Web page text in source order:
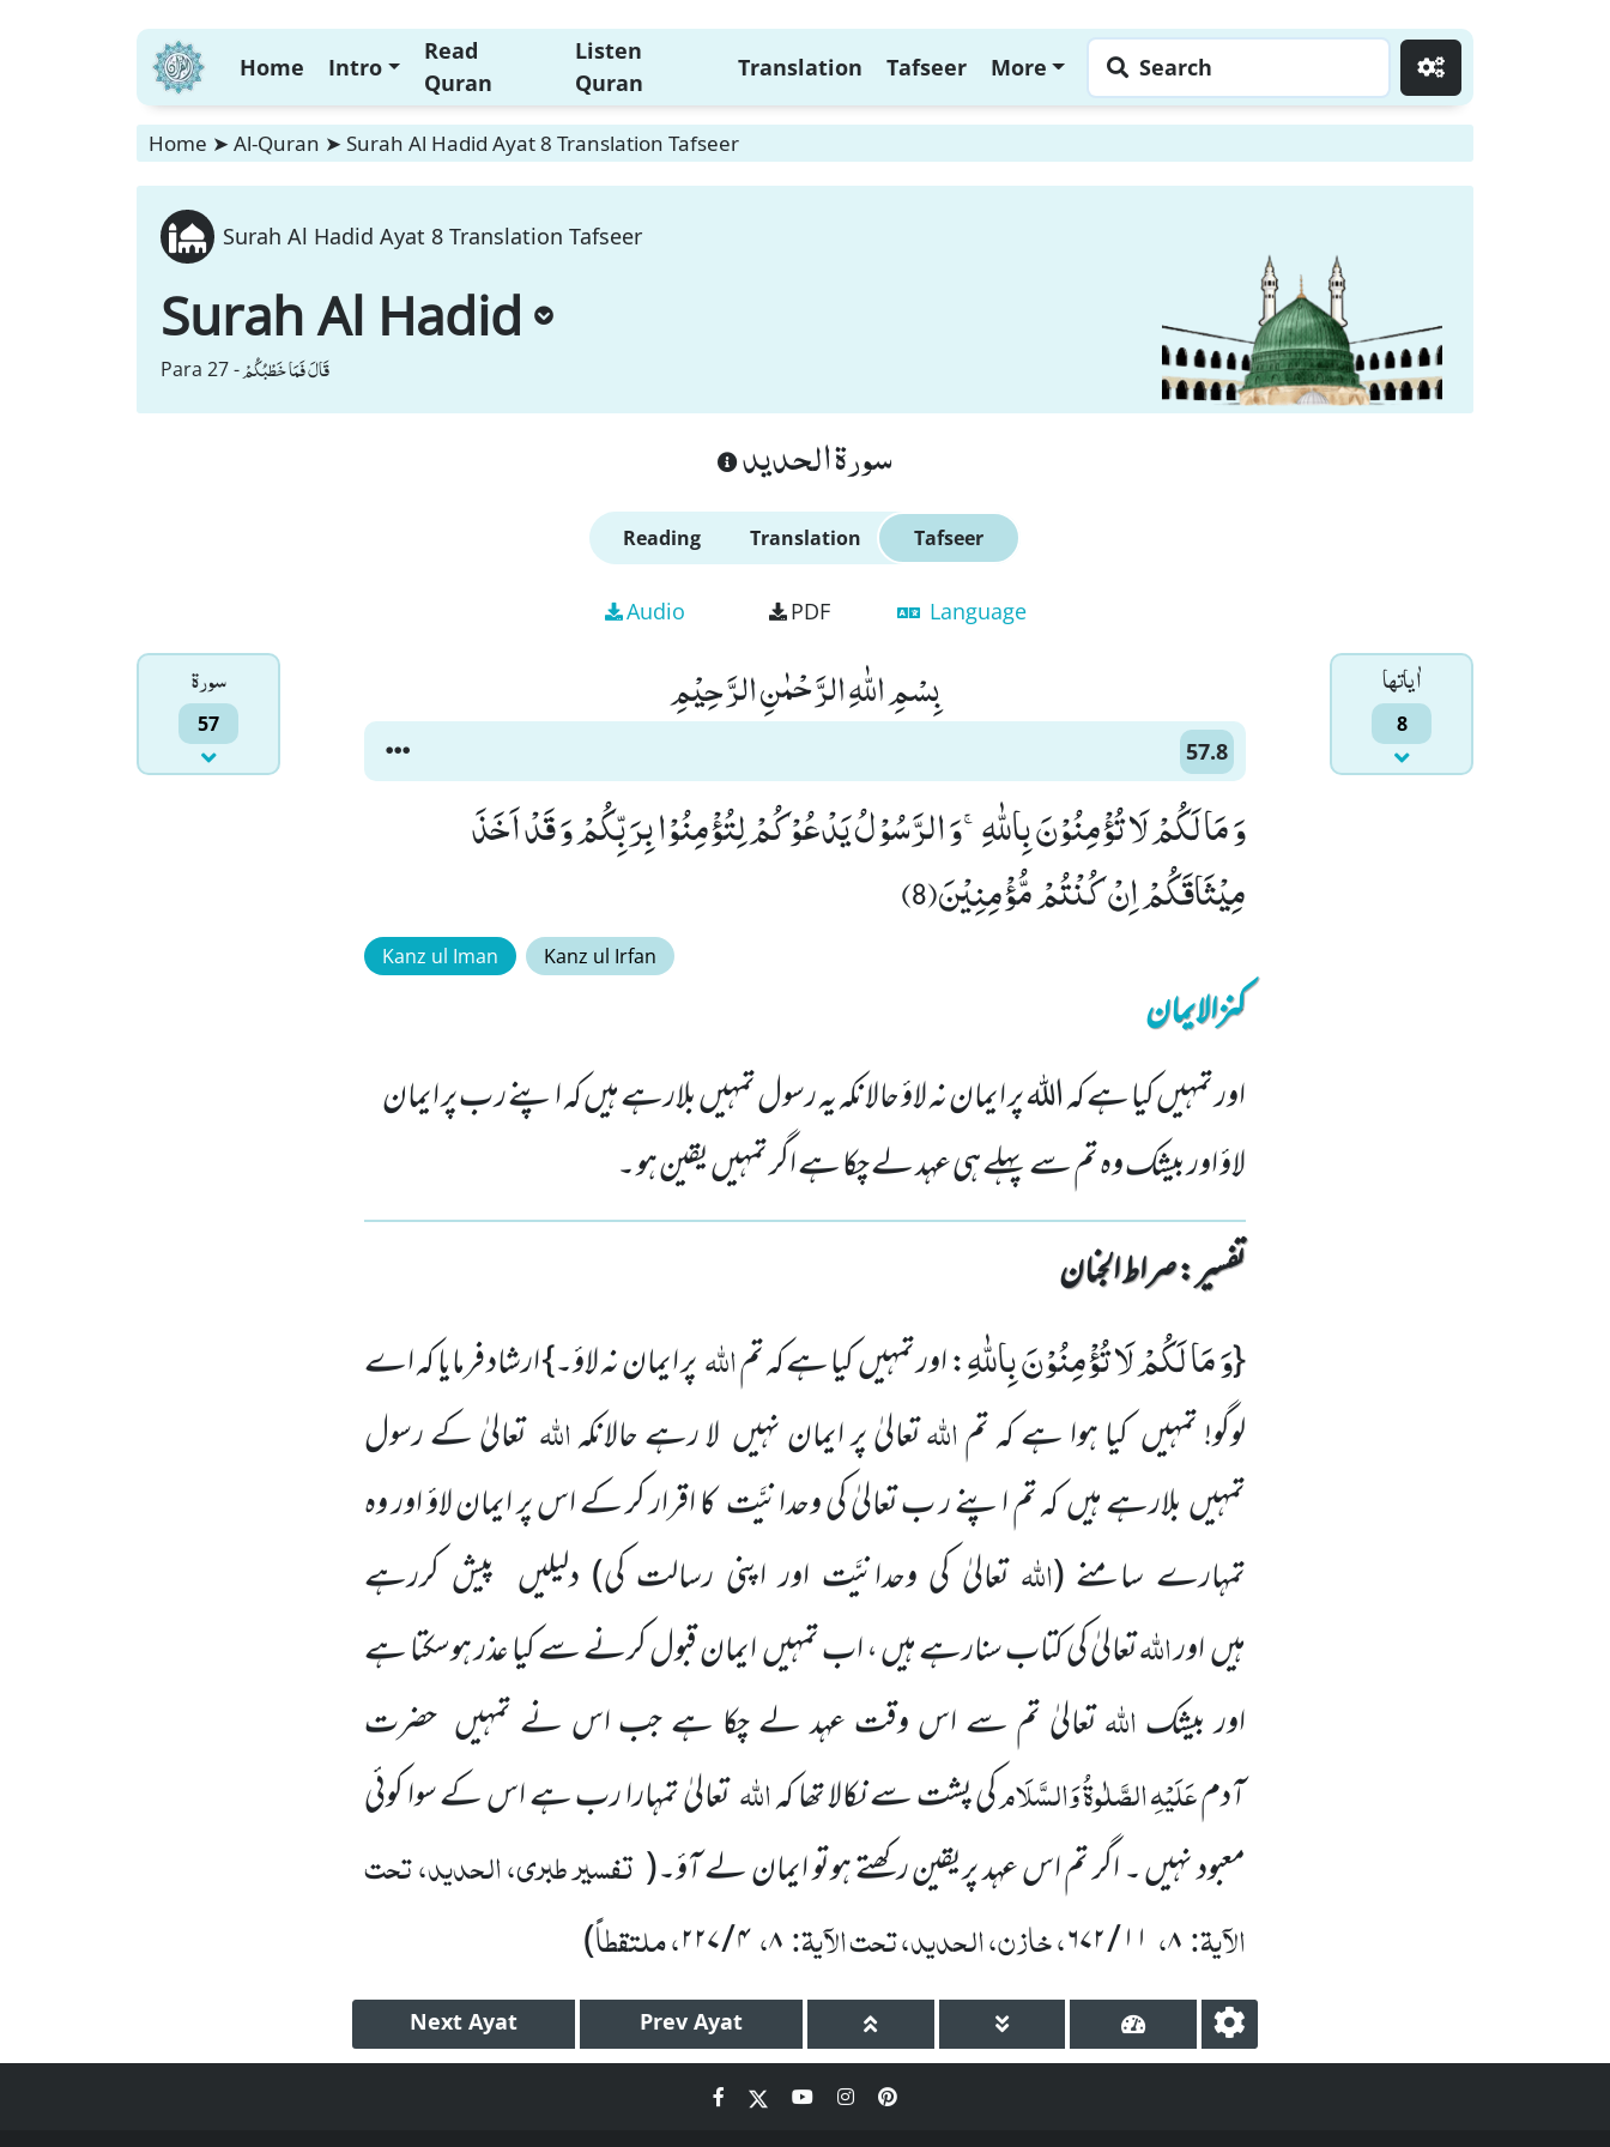
Home Intro
Read
Quran
Listen
Quran
Translation Tafseer More Search
Home ➤ Al-Quran ➤ Surah Al Hadid Ayat 8 Translation Tafseer
Surah Al Hadid Ayat 8 Translation Tafseer
Surah Al Hadid
Para 27 -قَالَ فَمَا خَطْبُكُمْ
سورة الحديد
Reading Translation Tafseer
Audio PDF Language
سورۃ
57
اٰياتها
8
بِسْمِ اللّٰهِ الرَّحْمٰنِ الرَّحِیْمِ
57.8
وَ مَا لَكُمْ لَا تُؤْمِنُوْنَ بِاللّٰهِۚ-وَ الرَّسُوْلُ یَدْعُوْكُمْ لِتُؤْمِنُوْا بِرَبِّكُمْ وَ قَدْ اَخَذَ
مِیْثَاقَكُمْ اِنْ كُنْتُمْ مُّؤْمِنِیْنَ(8)
Kanz ul Iman Kanz ul Irfan
کنزالایمان
اور تمہیں کیا ہے کہ اللہ پر ایمان نہ لاؤ حالانکہ یہ رسول تمہیں بلارہے ہیں کہ اپنے ر ب پر ایمان
لاؤ اور بیشک وہ تم سے پہلے ہی عہد لے چکا ہے اگر تمہیں یقین ہو ۔
تفسیر : ‎صراط الجنان
{وَ مَا لَكُمْ لَا تُؤْمِنُوْنَ بِاللّٰهِ: اور تمہیں کیا ہے کہ تماللہپر ایمان نہ لاؤ۔}ارشاد فرمایا کہ اے
لوگو! تمہیں کیا ہوا ہے کہ تماللہتعالیٰ پر ایمان نہیں لا رہے حالانکہاللہ تعالیٰ کے رسول
تمہیں بلارہے ہیں کہ تم اپنے ر ب تعالیٰ کی وحدانیَّت کا اقرار کر کے اس پر ایمان لاؤ اور وہ
تمہارے سامنے (اللہتعالیٰ کی وحدانیَّت اور اپنی رسالت کی) دلیلیں پیش کررہے
ہیں اوراللہتعالیٰ کی کتاب سنارہے ہیں ، اب تمہیں ایمان قبول کرنے سے کیا عذر ہوسکتا ہے
اور بیشکاللہتعالیٰ تم سے اس وقت عہد لے چکا ہے جب اس نے تمہیں حضرت
آدمعَلَیْہِالصَّلٰوۃُوَالسَّلَامکی پشت سے نکالا تھا کہاللہتعالیٰ تمہارا رب ہےاس کے سوا کوئی
معبود نہیں ۔ اگر تم اس عہد پریقین رکھتے ہوتو ایمان لے آؤ۔( تفسیر طبری، الحدید، تحت
الآیۃ:۸، ۱۱/۶۷۲، خازن، الحدید، تحت الآیۃ:۸،۴/۲۲۷، ملتقطاً)
Next Ayat Prev Ayat